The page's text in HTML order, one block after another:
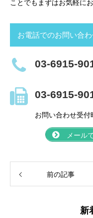
ことでもまずはお気軽に
お電話でのお問い合
03-6915-
03-6915-
お問い合わせ受
メール
前の記事
新